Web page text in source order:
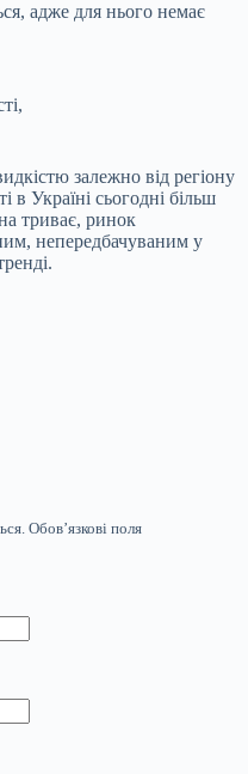
адже для нього немає
залежно від регіону
в Україні сьогодні більш
триває, ринок
непередбачуваним у
Обов’язкові поля